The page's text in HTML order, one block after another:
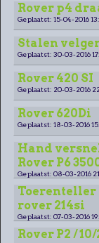
Rover p4
Geplaatst: 15-04-2016
Stalen
Geplaatst: 30-03-2016
Rover 420 SI
Geplaatst: 20-03-2016
Rover 620Di
Geplaatst: 18-03-2016
Hand
Rover P6
Geplaatst: 08-03-2016
Toerenteller
rover 214si
Geplaatst: 07-03-2016
Rover P2 / 10/